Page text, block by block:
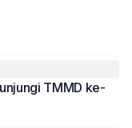
TMMD ke-